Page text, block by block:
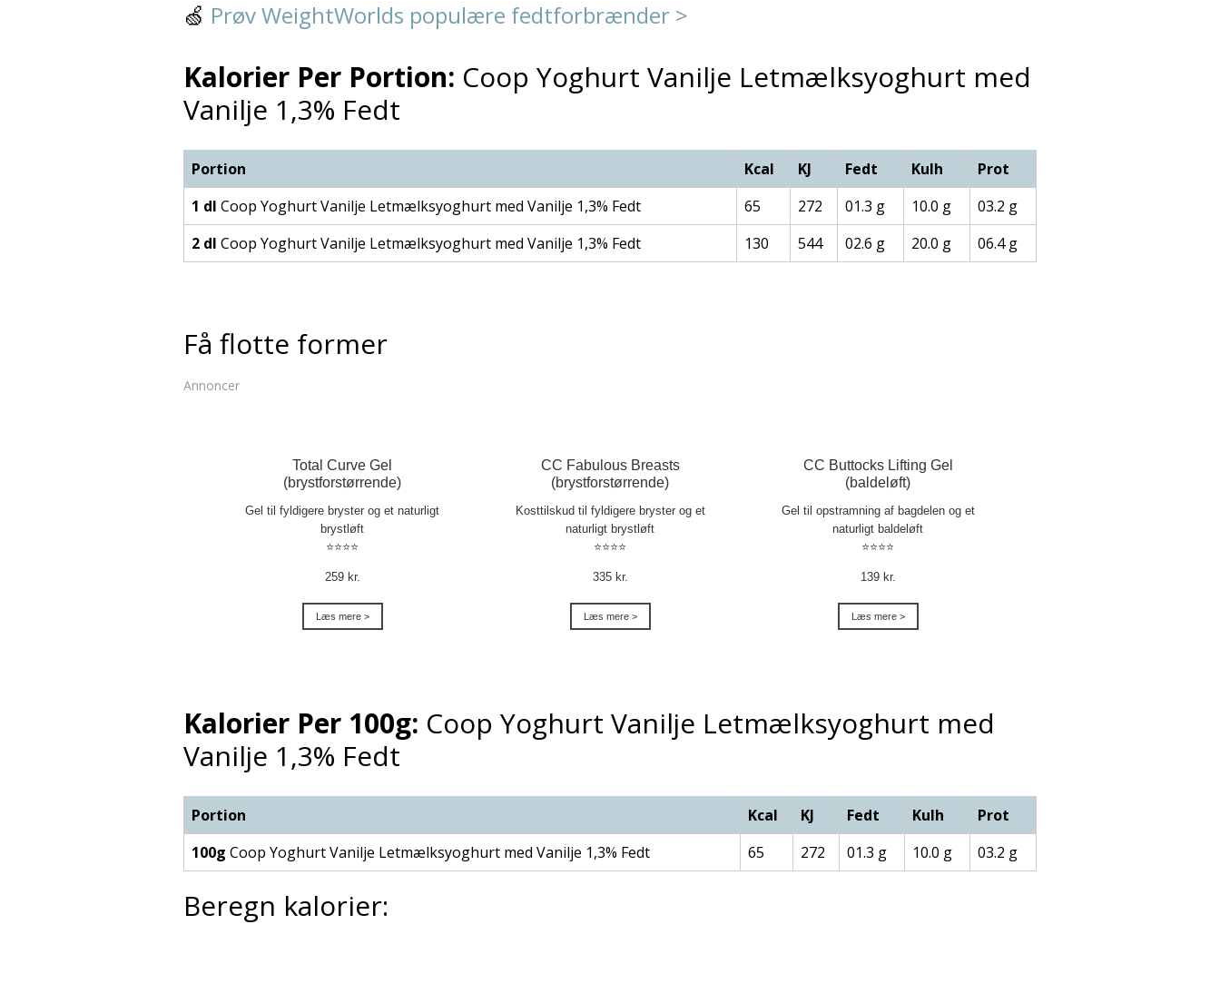
🍏 Prøv WeightWorlds populære fedtforbrænder >
Kalorier Per Portion: Coop Yoghurt Vanilje Letmælksyoghurt med
Vanilje 1,3% Fedt
Portion Kcal KJ Fedt Kulh
Prot
1 dl Coop Yoghurt Vanilje Letmælksyoghurt med Vanilje 1,3% Fedt 65 272 01.3 g 10.0 g
03.2 g
2 dl Coop Yoghurt Vanilje Letmælksyoghurt med Vanilje 1,3% Fedt 130 544 02.6 g 20.0 g 06.4 g
Få flotte former
Annoncer
Total Curve Gel
(brystforstørrende)
Gel til fyldigere bryster og et naturligt
brystløft
⭐⭐⭐⭐
259 kr.
Læs mere >
CC Fabulous Breasts
(brystforstørrende)
Kosttilskud til fyldigere bryster og et
naturligt brystløft
⭐⭐⭐⭐
335 kr.
Læs mere >
CC Buttocks Lifting Gel
(baldeløft)
Gel til opstramning af bagdelen og et
naturligt baldeløft
⭐⭐⭐⭐
139 kr.
Læs mere >
Kalorier Per 100g: Coop Yoghurt Vanilje Letmælksyoghurt med
Vanilje 1,3% Fedt
Portion Kcal KJ Fedt Kulh
Prot
100g Coop Yoghurt Vanilje Letmælksyoghurt med Vanilje 1,3% Fedt 65 272 01.3 g 10.0 g 03.2 g
Beregn kalorier: